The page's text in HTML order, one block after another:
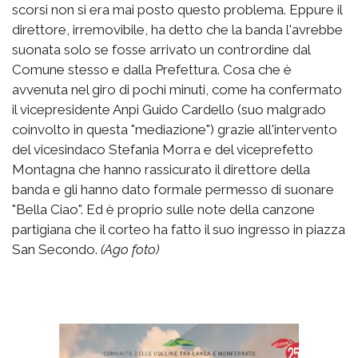
scorsi non si era mai posto questo problema. Eppure il
direttore, irremovibile, ha detto che la banda l'avrebbe
suonata solo se fosse arrivato un contrordine dal
Comune stesso e dalla Prefettura. Cosa che è
avvenuta nel giro di pochi minuti, come ha confermato
il vicepresidente Anpi Guido Cardello (suo malgrado
coinvolto in questa "mediazione") grazie all'intervento
del vicesindaco Stefania Morra e del viceprefetto
Montagna che hanno rassicurato il direttore della
banda e gli hanno dato formale permesso di suonare
"Bella Ciao". Ed è proprio sulle note della canzone
partigiana che il corteo ha fatto il suo ingresso in piazza
San Secondo. (Ago foto)